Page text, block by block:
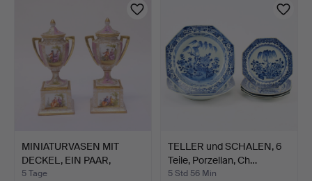
MINIATURVASEN MIT
DECKEL, EIN PAAR,
DRESDE…
5 Tage
TELLER und SCHALEN, 6
Teile, Porzellan, Ch…
5 Std 56 Min